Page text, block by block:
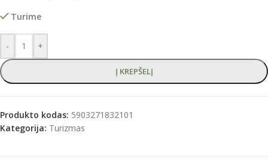
Turime
- +
Į KREPŠELĮ
Produkto kodas: 5903271832101
Kategorija: Turizmas